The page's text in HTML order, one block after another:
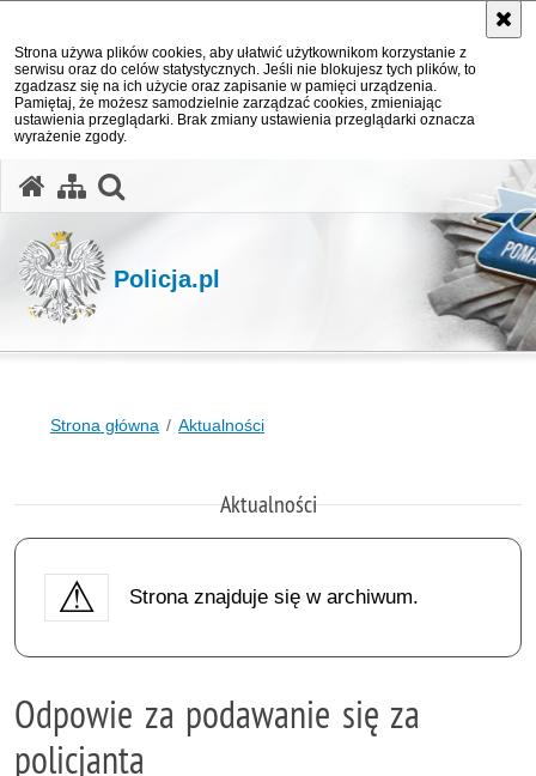
Strona używa plików cookies, aby ułatwić użytkownikom korzystanie z
serwisu oraz do celów statystycznych. Jeśli nie blokujesz tych plików, to
zgadzasz się na ich użycie oraz zapisanie w pamięci urządzenia.
Pamiętaj, że możesz samodzielnie zarządzać cookies, zmieniając
ustawienia przeglądarki. Brak zmiany ustawienia przeglądarki oznacza
wyrażenie zgody.
Policja.pl
Strona główna Aktualności
Aktualności
Strona znajduje się w archiwum.
Odpowie za podawanie się za
policjanta